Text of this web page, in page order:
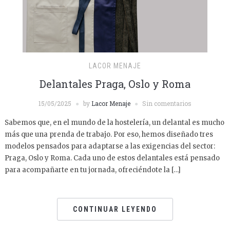
LACOR MENAJE
Delantales Praga, Oslo y Roma
15/05/2025 by Lacor Menaje Sin comentarios
Sabemos que, en el mundo de la hostelería, un delantal es mucho
más que una prenda de trabajo. Por eso, hemos diseñado tres
modelos pensados para adaptarse a las exigencias del sector:
Praga, Oslo y Roma. Cada uno de estos delantales está pensado
para acompañarte en tu jornada, ofreciéndote la […]
CONTINUAR LEYENDO